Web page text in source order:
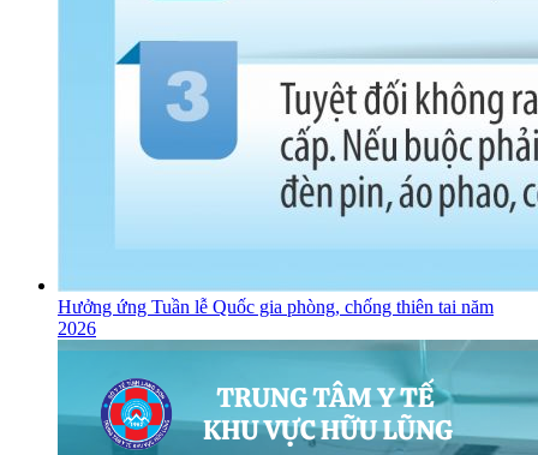
Hưởng ứng Tuần lễ Quốc gia phòng, chống thiên tai năm
2026